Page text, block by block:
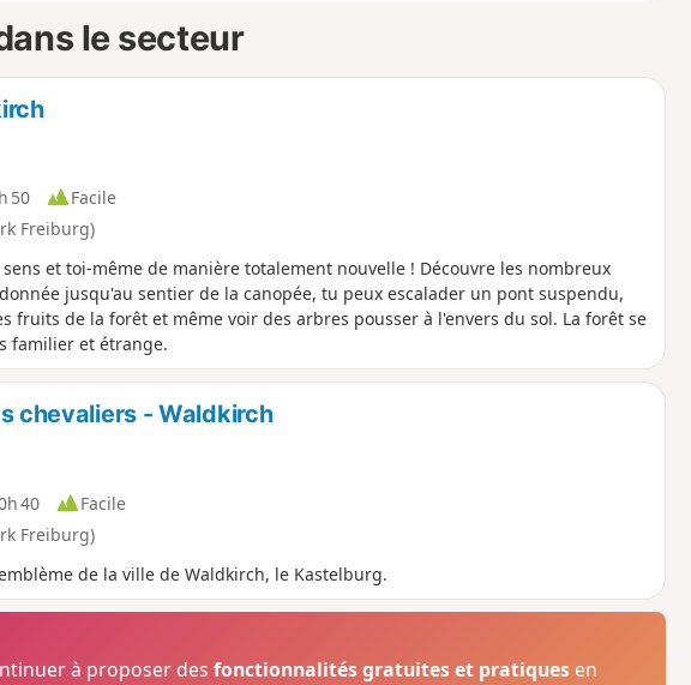
le secteur
50
Facile
Freiburg)
et toi-même de manière totalement nouvelle ! Découvre les nombreux
jusqu'au sentier de la canopée, tu peux escalader un pont suspendu,
fruits de la forêt et même voir des arbres pousser à l'envers du sol. La forêt se
familier et étrange.
chevaliers - Waldkirch
40
Facile
Freiburg)
de la ville de Waldkirch, le Kastelburg.
à proposer desfonctionnalités gratuites et pratiques en